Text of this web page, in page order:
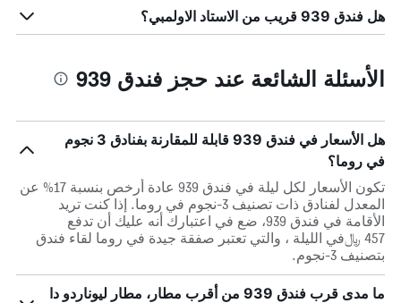
هل فندق 939 قريب من الاستاد الاولمبي؟
الأسئلة الشائعة عند حجز فندق 939
هل الأسعار في فندق 939 قابلة للمقارنة بفنادق 3 نجوم
في روما؟
تكون الأسعار لكل ليلة في فندق 939 عادة أرخص بنسبة 17% عن
المعدل لفنادق ذات تصنيف 3-نجوم في روما. إذا كنت تريد
الأقامة في فندق 939، ضع في اعتبارك أنه عليك أن تدفع
457 ﷼في الليلة ، والتي تعتبر صفقة جيدة في روما لقاء فندق
بتصنيف 3-نجوم.
ما مدى قرب فندق 939 من أقرب مطار، مطار ليوناردو دا